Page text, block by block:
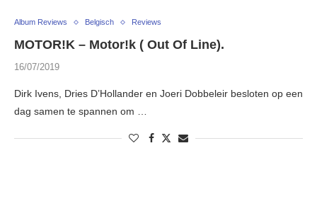
Album Reviews Belgisch Reviews
MOTOR!K – Motor!k ( Out Of Line).
16/07/2019
Dirk Ivens, Dries D’Hollander en Joeri Dobbeleir besloten op een
dag samen te spannen om …